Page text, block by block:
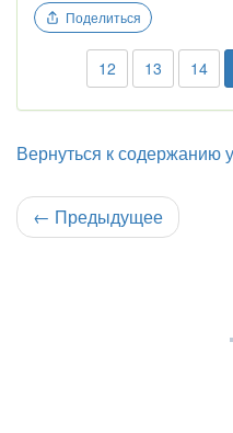
Поделиться
12 13 14
Вернуться к содержанию
← Предыдущее